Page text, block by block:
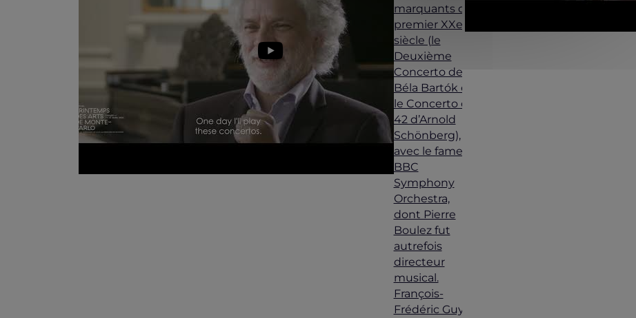
marquants du
premier XXe
siècle (le
Deuxième
Concerto de
Béla Bartók et
le Concerto op.
42 d’Arnold
Schönberg),
avec le fameux
BBC
Symphony
Orchestra,
dont Pierre
Boulez fut
autrefois
directeur
musical.
François-
Frédéric Guy